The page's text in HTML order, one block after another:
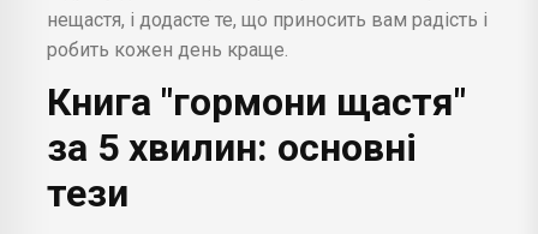
нещастя, і додасте те, що приносить вам радість і
робить кожен день краще.
Книга "гормони щастя"
за 5 хвилин: основні
тези